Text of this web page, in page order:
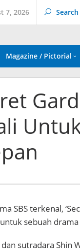
7, 2026 Search
Magazine / Pictorial
SBS terkenal,
sebuah
sutradara Shin